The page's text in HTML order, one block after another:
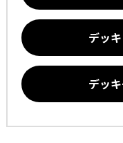
デッ
デッ